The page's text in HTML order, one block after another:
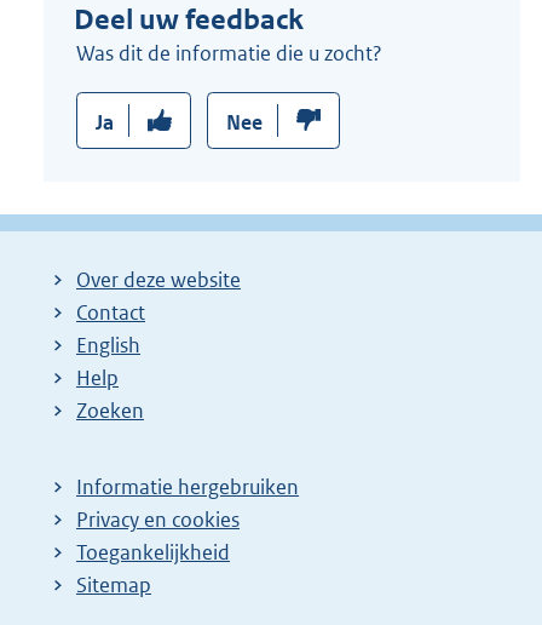
Deel uw feedback
Was dit de informatie die u zocht?
Ja Nee
Over deze website
Contact
English
Help
Zoeken
Informatie hergebruiken
Privacy en cookies
Toegankelijkheid
Sitemap